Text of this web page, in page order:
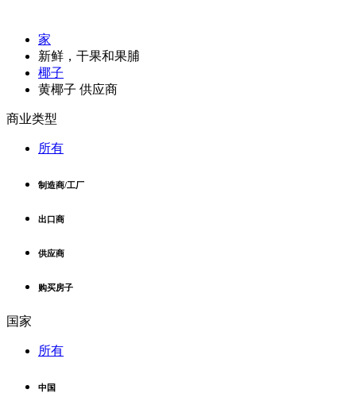
家
新鲜，干果和果脯
椰子
黄椰子 供应商
商业类型
所有
制造商/工厂
出口商
供应商
购买房子
国家
所有
中国